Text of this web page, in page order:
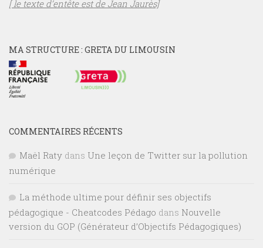
[ le texte d’entête est de Jean Jaurès]
MA STRUCTURE : GRETA DU LIMOUSIN
COMMENTAIRES RÉCENTS
Maël Raty dans Une leçon de Twitter sur la pollution
numérique
La méthode ultime pour définir ses objectifs
pédagogique - Cheatcodes Pédago dans Nouvelle
version du GOP (Générateur d’Objectifs Pédagogiques)